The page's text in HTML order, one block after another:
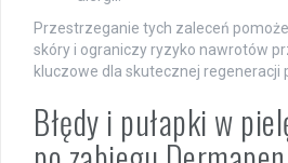
Przestrzeganie tych zaleceń
skóry i ograniczy ryzyko nawrotów
kluczowe dla skutecznej regeneracji
Błędy i pułapki w